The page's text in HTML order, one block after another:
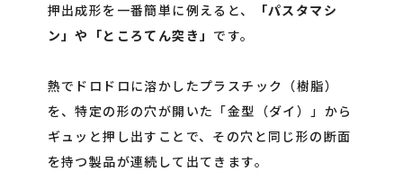
押出成形を一番簡単に例えると、
「パスタマシ
ン」や「ところてん突き」 です。
熱でドロドロに溶かしたプラスチック（樹脂）
を、特定の形の穴が開いた「金型（ダイ）」から
ギュッと押し出すことで、その穴と同じ形の断面
を持つ製品が連続して出てきます。